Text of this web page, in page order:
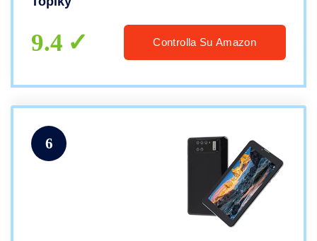
9.4 Controlla Su Amazon
6